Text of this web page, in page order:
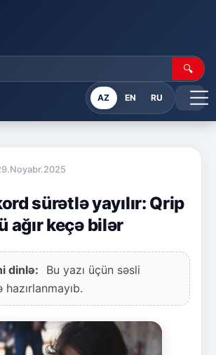
🔍
AZ EN RU
sürətlə yayılır: Qrip
ağır keçə bilər
dinlə:
Bu yazı üçün səsli